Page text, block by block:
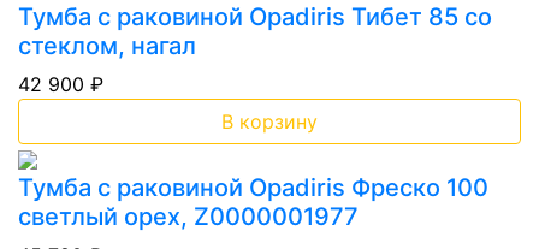
Тумба с раковиной Opadiris Тибет 85 со
стеклом, нагал
42 900 ₽
В корзину
Тумба с раковиной Opadiris Фреско 100
светлый орех, Z0000001977